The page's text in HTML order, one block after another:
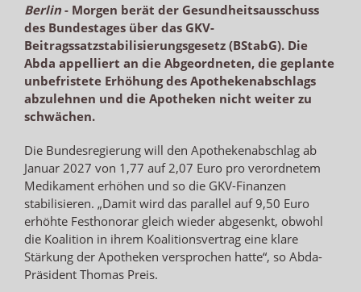
Berlin- Morgen berät der Gesundheitsausschuss
des Bundestages über das GKV-
Beitragssatzstabilisierungsgesetz (BStabG). Die
Abda appelliert an die Abgeordneten, die geplante
unbefristete Erhöhung des Apothekenabschlags
abzulehnen und die Apotheken nicht weiter zu
schwächen.
Die Bundesregierung will den Apothekenabschlag ab
Januar 2027 von 1,77 auf 2,07 Euro pro verordnetem
Medikament erhöhen und so die GKV-Finanzen
stabilisieren. „Damit wird das parallel auf 9,50 Euro
erhöhte Festhonorar gleich wieder abgesenkt, obwohl
die Koalition in ihrem Koalitionsvertrag eine klare
Stärkung der Apotheken versprochen hatte“, so Abda-
Präsident Thomas Preis.